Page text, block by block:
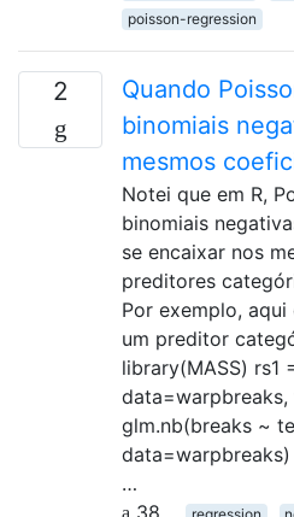
poisson-regression
2
Quando
binomiais
mesmos
Notei que em R,
binomiais
se encaixar nos
preditores
Por exemplo,
um preditor
library(MASS) rs1
glm.nb(breaks ~
…